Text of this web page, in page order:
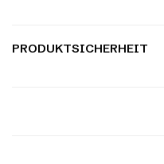
PRODUKTSICHERHEIT